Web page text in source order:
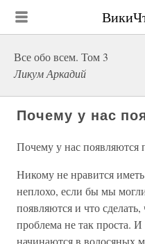
Все обо всем. Том 3
Ликум Аркадий
Почему у нас
Почему у нас
Никому не нравится
неплохо, если бы мы
появляются и что
проблема не так проста.
начинаются в волосяных